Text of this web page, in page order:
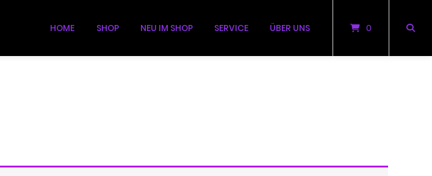
HOME SHOP NEU IM SHOP SERVICE ÜBER UNS 0